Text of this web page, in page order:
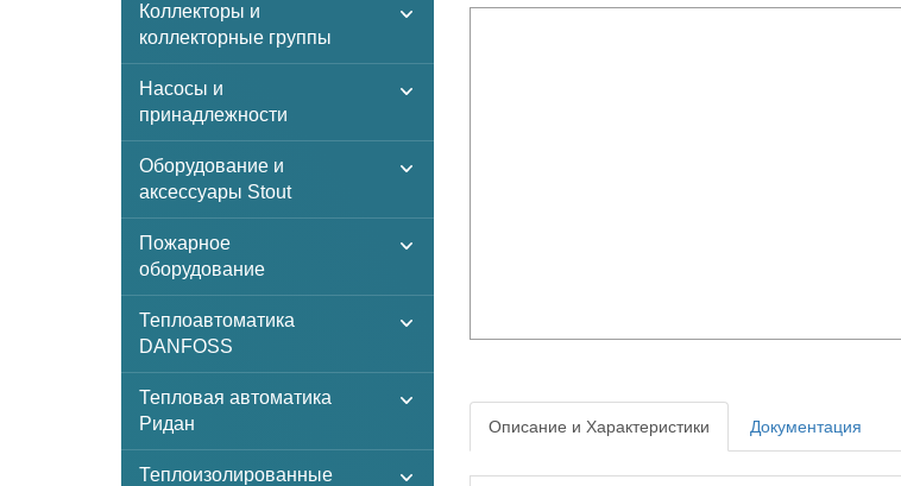
Коллекторы и
коллекторные группы
Насосы и
принадлежности
Оборудование и
аксессуары Stout
Пожарное
оборудование
Теплоавтоматика
DANFOSS
Тепловая автоматика
Ридан
Теплоизолированные
Описание и Характеристики Документация